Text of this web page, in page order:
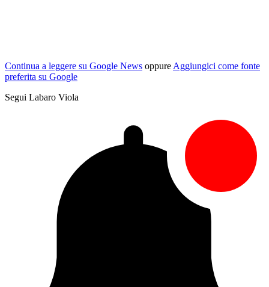
Continua a leggere su Google News oppure Aggiungici come fonte
preferita su Google
Segui Labaro Viola